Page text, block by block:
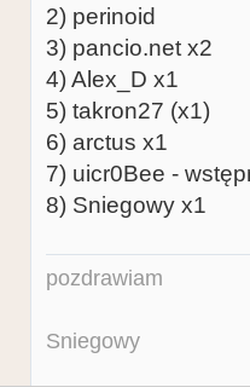
2) perinoid
3) pancio.net x2
4) Alex_D x1
5) takron27 (x1)
6) arctus x1
7) uicr0Bee -
8) Sniegowy x1
pozdrawiam
Sniegowy